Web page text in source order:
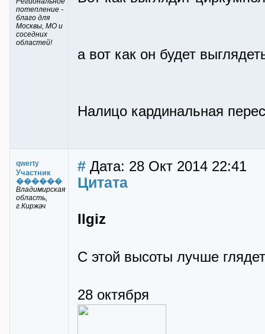
потепление -
благо для
Москвы, МО и
соседних
областей!
а вот как он будет
Налицо кардинальная
qwerty
Участник
������
Владимирская
область,
г.Киржач
# Дата: 28 Окт 2014 22:41
Цитата
Ilgiz
С этой высоты лучше
28 октября